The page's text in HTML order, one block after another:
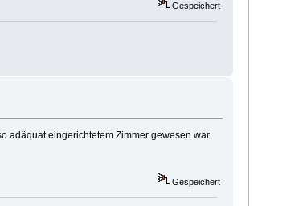
Gespeichert
adäquat eingerichtetem Zimmer gewesen war.
Gespeichert